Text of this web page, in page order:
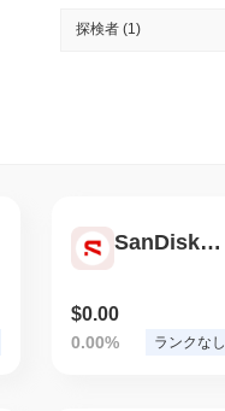
探検者(1)
SanDisk Tokenized Stock - Reality
$0.00
0.00% ランクなし